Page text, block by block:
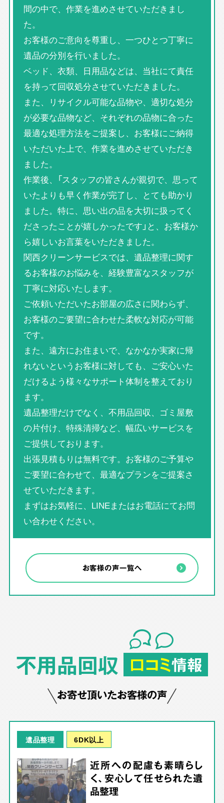
間の中で、作業を進めさせていただきまし
た。
お客様のご意向を尊重し、一つひとつ丁寧に
遺品の分別を行いました。
ベッド、衣類、日用品などは、当社にて責任
を持って回収処分させていただきました。
また、リサイクル可能な品物や、適切な処分
が必要な品物など、それぞれの品物に合った
最適な処理方法をご提案し、お客様にご納得
いただいた上で、作業を進めさせていただき
ました。
作業後、「スタッフの皆さんが親切で、思って
いたよりも早く作業が完了し、とても助かり
ました。特に、思い出の品を大切に扱ってく
ださったことが嬉しかったです」と、お客様か
ら嬉しいお言葉をいただきました。
関西クリーンサービスでは、遺品整理に関す
るお客様のお悩みを、経験豊富なスタッフが
丁寧に対応いたします。
ご依頼いただいたお部屋の広さに関わらず、
お客様のご要望に合わせた柔軟な対応が可能
です。
また、遠方にお住まいで、なかなか実家に帰
れないというお客様に対しても、ご安心いた
だけるよう様々なサポート体制を整えており
ます。
遺品整理だけでなく、不用品回収、ゴミ屋敷
の片付け、特殊清掃など、幅広いサービスを
ご提供しております。
出張見積もりは無料です。お客様のご予算や
ご要望に合わせて、最適なプランをご提案さ
せていただきます。
まずはお気軽に、LINEまたはお電話にてお問
い合わせください。
お客様の声一覧へ
不用品回収 口コミ情報
お寄せ頂いたお客様の声
遺品整理 6DK以上
近所への配慮も素晴らし
く、安心して任せられた遺
品整理